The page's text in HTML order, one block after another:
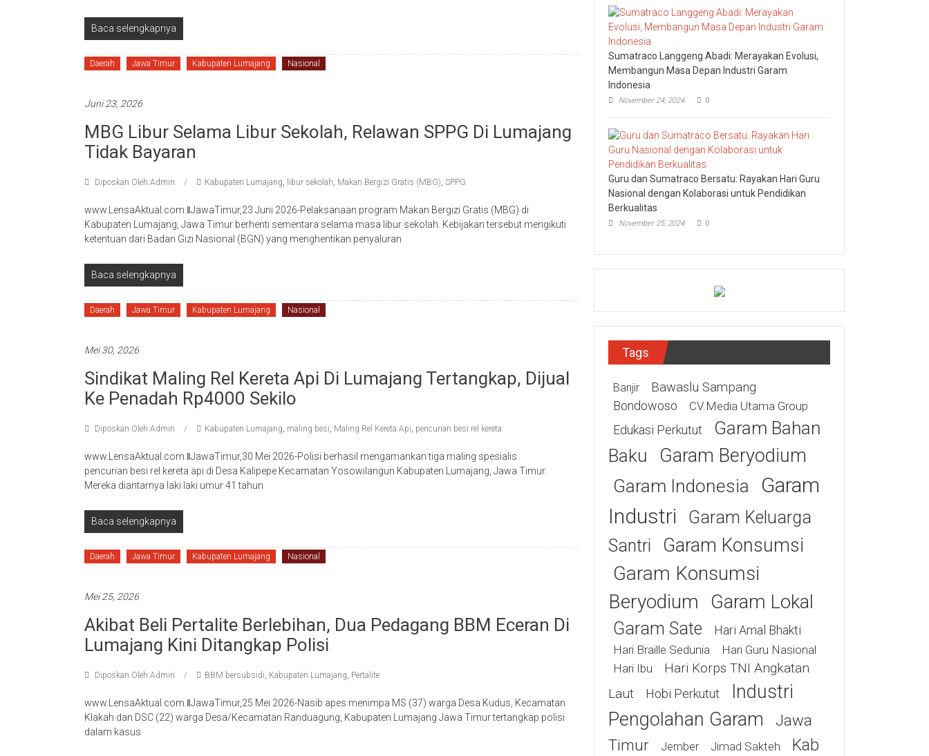
Baca selengkapnya
Daerah Jawa Timur Kabupaten Lumajang Nasional
Juni 23, 2026
MBG Libur Selama Libur Sekolah, Relawan SPPG Di Lumajang
Tidak Bayaran
Diposkan Oleh:Admin Kabupaten Lumajang, libur sekolah, Makan Bergizi Gratis (MBG), SPPG
www.LensaAktual.com.ǁJawaTimur,23 Juni 2026-Pelaksanaan program Makan Bergizi Gratis (MBG) di
Kabupaten Lumajang, Jawa Timur berhenti sementara selama masa libur sekolah. Kebijakan tersebut mengikuti
ketentuan dari Badan Gizi Nasional (BGN) yang menghentikan penyaluran
Baca selengkapnya
Daerah Jawa Timur Kabupaten Lumajang Nasional
Mei 30, 2026
Sindikat Maling Rel Kereta Api Di Lumajang Tertangkap, Dijual
Ke Penadah Rp4000 Sekilo
Diposkan Oleh:Admin Kabupaten Lumajang, maling besi, Maling Rel Kereta Api, pencurian besi rel kereta
www.LensaAktual.com.ǁJawaTimur,30 Mei 2026-Polisi berhasil mengamankan tiga maling spesialis
pencurian besi rel kereta api di Desa Kalipepe Kecamatan Yosowilangun Kabupaten Lumajang, Jawa Timur.
Mereka diantarnya laki laki umur 41 tahun
Baca selengkapnya
Daerah Jawa Timur Kabupaten Lumajang Nasional
Mei 25, 2026
Akibat Beli Pertalite Berlebihan, Dua Pedagang BBM Eceran Di
Lumajang Kini Ditangkap Polisi
Diposkan Oleh:Admin BBM bersubsidi, Kabupaten Lumajang, Pertalite
www.LensaAktual.com.ǁJawaTimur,25 Mei 2026-Nasib apes menimpa MS (37) warga Desa Kudus, Kecamatan
Klakah dan DSC (22) warga Desa/Kecamatan Randuagung, Kabupaten Lumajang Jawa Timur tertangkap polisi
dalam kasus
Sumatraco Langgeng Abadi: Merayakan Evolusi,
Membangun Masa Depan Industri Garam
Indonesia
November 24, 2024 0
Guru dan Sumatraco Bersatu: Rayakan Hari Guru
Nasional dengan Kolaborasi untuk Pendidikan
Berkualitas
November 25, 2024 0
Tags
Banjir Bawaslu Sampang
Bondowoso CV.Media Utama Group
Edukasi Perkutut
Garam Bahan
Baku
Garam Beryodium
Garam Indonesia
Garam
Industri
Garam Keluarga
Santri
Garam Konsumsi
Garam Konsumsi
Beryodium
Garam Lokal
Garam Sate Hari Amal Bhakti
Hari Braille Sedunia
Hari Guru Nasional
Hari Ibu
Hari Korps TNI Angkatan
Laut
Hobi Perkutut
Industri
Pengolahan Garam
Jawa
Timur
Jember Jimad Sakteh
Kab